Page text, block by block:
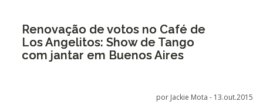
Renovação de votos no Café de
Los Angelitos: Show de Tango
com jantar em Buenos Aires
por Jackie Mota - 13.out.2015